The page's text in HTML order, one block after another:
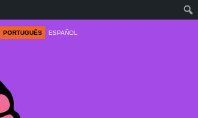
PORTUGUÊS ESPAÑOL